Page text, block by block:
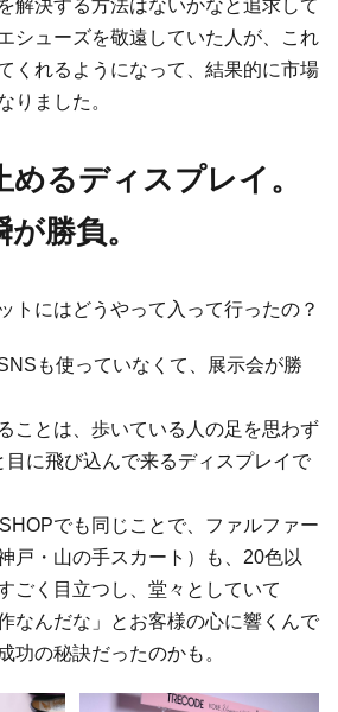
解決する方法はないかなと追求して
シューズを敬遠していた人が、これ
くれるようになって、結果的に市場
りました。
るディスプレイ。
勝負。
トにはどうやって入って行ったの？
も使っていなくて、展示会が勝
ことは、歩いている人の足を思わず
目に飛び込んで来るディスプレイで
でも同じことで、ファルファー
戸・山の手スカート）も、20色以
ごく目立つし、堂々としていて
なんだな」とお客様の心に響くんで
功の秘訣だったのかも。